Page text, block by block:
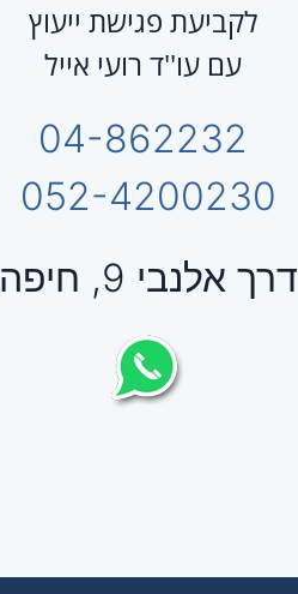
לקביעת פגישת ייעוץ
עם עו''ד רועי אייל
04-862232
052-4200230
דרך אלנבי 9, חיפה